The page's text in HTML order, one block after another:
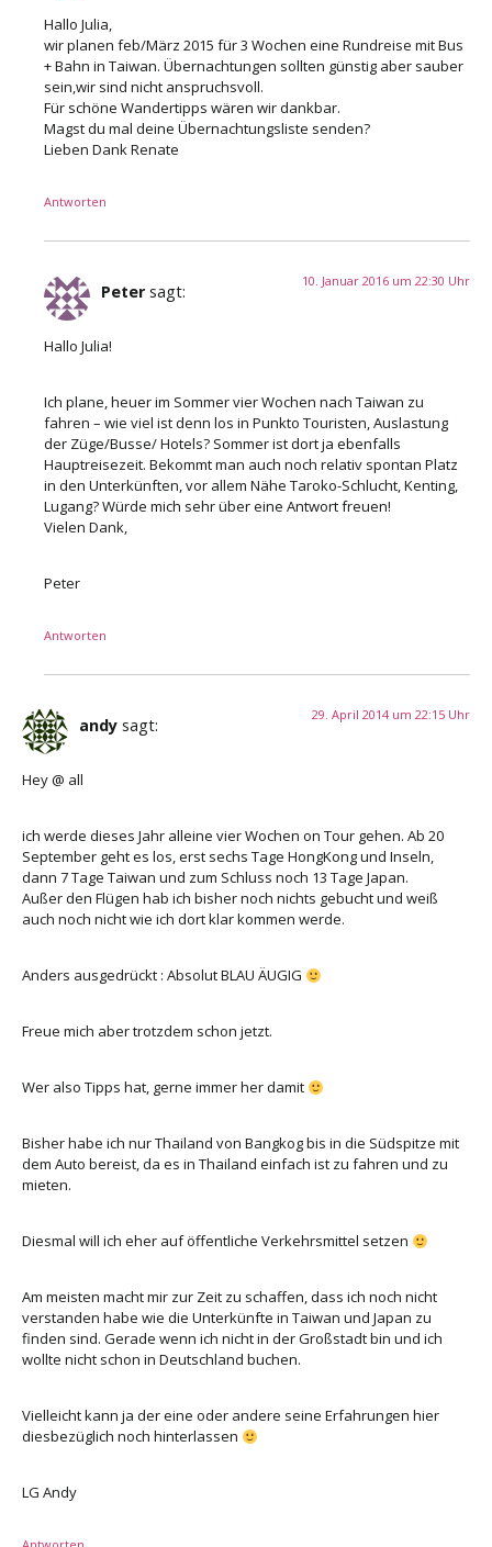
Hallo Julia,
wir planen feb/März 2015 für 3 Wochen eine Rundreise mit Bus
+ Bahn in Taiwan. Übernachtungen sollten günstig aber sauber
sein,wir sind nicht anspruchsvoll.
Für schöne Wandertipps wären wir dankbar.
Magst du mal deine Übernachtungsliste senden?
Lieben Dank Renate
Antworten
Peter sagt:
10. Januar 2016 um 22:30 Uhr
Hallo Julia!
Ich plane, heuer im Sommer vier Wochen nach Taiwan zu
fahren – wie viel ist denn los in Punkto Touristen, Auslastung
der Züge/Busse/ Hotels? Sommer ist dort ja ebenfalls
Hauptreisezeit. Bekommt man auch noch relativ spontan Platz
in den Unterkünften, vor allem Nähe Taroko-Schlucht, Kenting,
Lugang? Würde mich sehr über eine Antwort freuen!
Vielen Dank,
Peter
Antworten
andy sagt:
29. April 2014 um 22:15 Uhr
Hey @ all
ich werde dieses Jahr alleine vier Wochen on Tour gehen. Ab 20
September geht es los, erst sechs Tage HongKong und Inseln,
dann 7 Tage Taiwan und zum Schluss noch 13 Tage Japan.
Außer den Flügen hab ich bisher noch nichts gebucht und weiß
auch noch nicht wie ich dort klar kommen werde.
Anders ausgedrückt : Absolut BLAU ÄUGIG
Freue mich aber trotzdem schon jetzt.
Wer also Tipps hat, gerne immer her damit
Bisher habe ich nur Thailand von Bangkog bis in die Südspitze mit
dem Auto bereist, da es in Thailand einfach ist zu fahren und zu
mieten.
Diesmal will ich eher auf öffentliche Verkehrsmittel setzen
Am meisten macht mir zur Zeit zu schaffen, dass ich noch nicht
verstanden habe wie die Unterkünfte in Taiwan und Japan zu
finden sind. Gerade wenn ich nicht in der Großstadt bin und ich
wollte nicht schon in Deutschland buchen.
Vielleicht kann ja der eine oder andere seine Erfahrungen hier
diesbezüglich noch hinterlassen
LG Andy